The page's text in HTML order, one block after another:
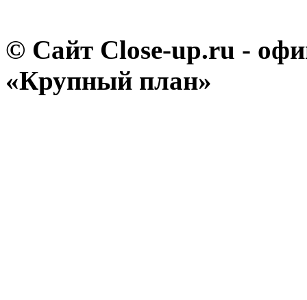
© Сайт Close-up.ru -
«Крупный план»